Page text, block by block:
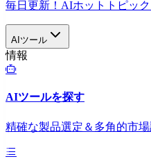
毎日更新！AIホットトピッ
AIツール
情報
AIツールを探す
精確な製品選定＆多角的市